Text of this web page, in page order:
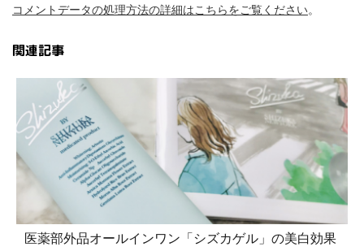
コメントデータの処理方法の詳細はこちらをご覧ください。
関連記事
医薬部外品オールインワン「シズカゲル」の美白効果